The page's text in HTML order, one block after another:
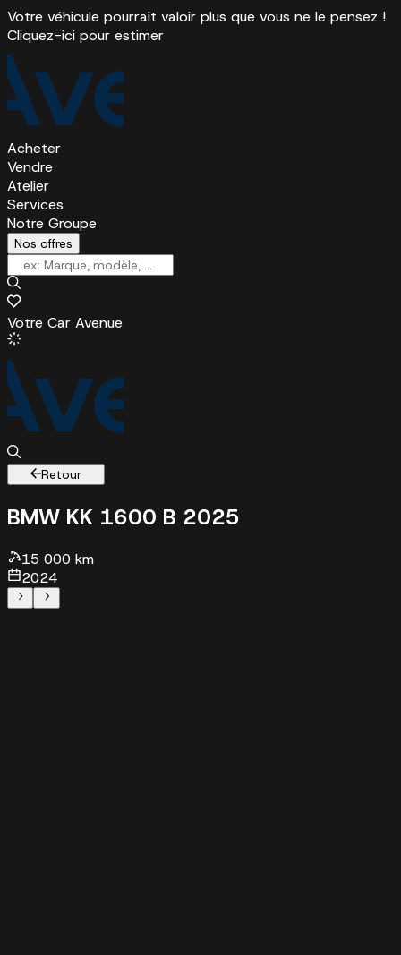
Votre véhicule pourrait valoir plus que vous ne le pensez !
Cliquez-ici pour estimer
Acheter
Vendre
Atelier
Services
Notre Groupe
Nos offres
Votre Car Avenue
Retour
BMW KK 1600 B 2025
15 000 km
2024